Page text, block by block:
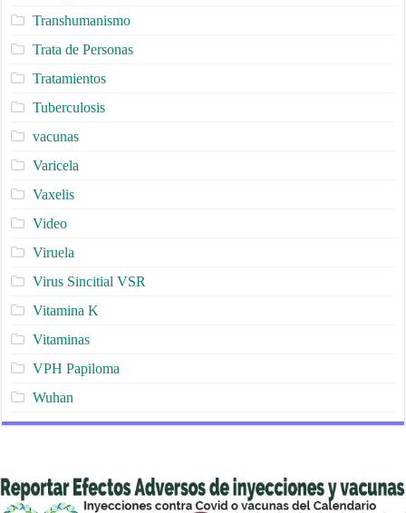
Transhumanismo
Trata de Personas
Tratamientos
Tuberculosis
vacunas
Varicela
Vaxelis
Video
Viruela
Virus Sincitial VSR
Vitamina K
Vitaminas
VPH Papiloma
Wuhan